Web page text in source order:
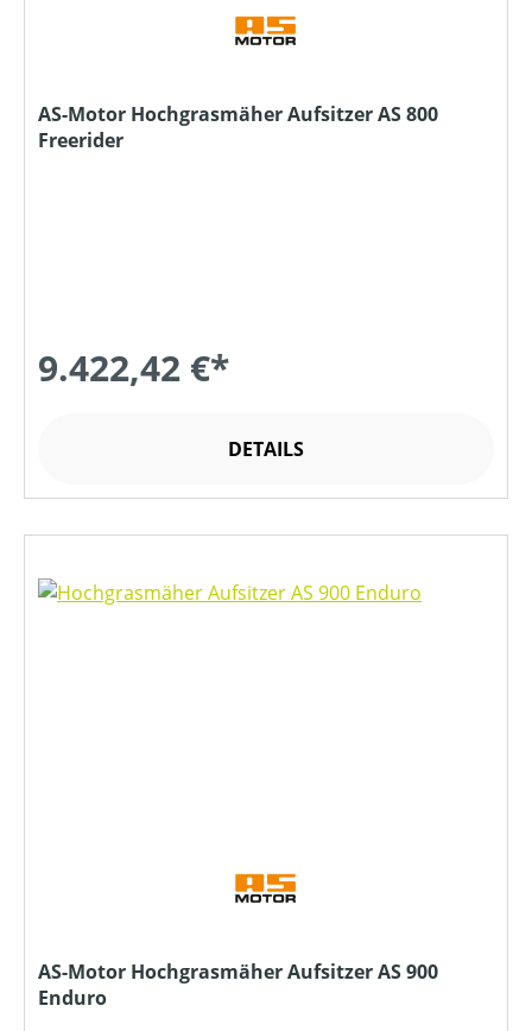
AS-Motor Hochgrasmäher Aufsitzer AS 800
Freerider
9.422,42 €*
DETAILS
AS-Motor Hochgrasmäher Aufsitzer AS 900
Enduro